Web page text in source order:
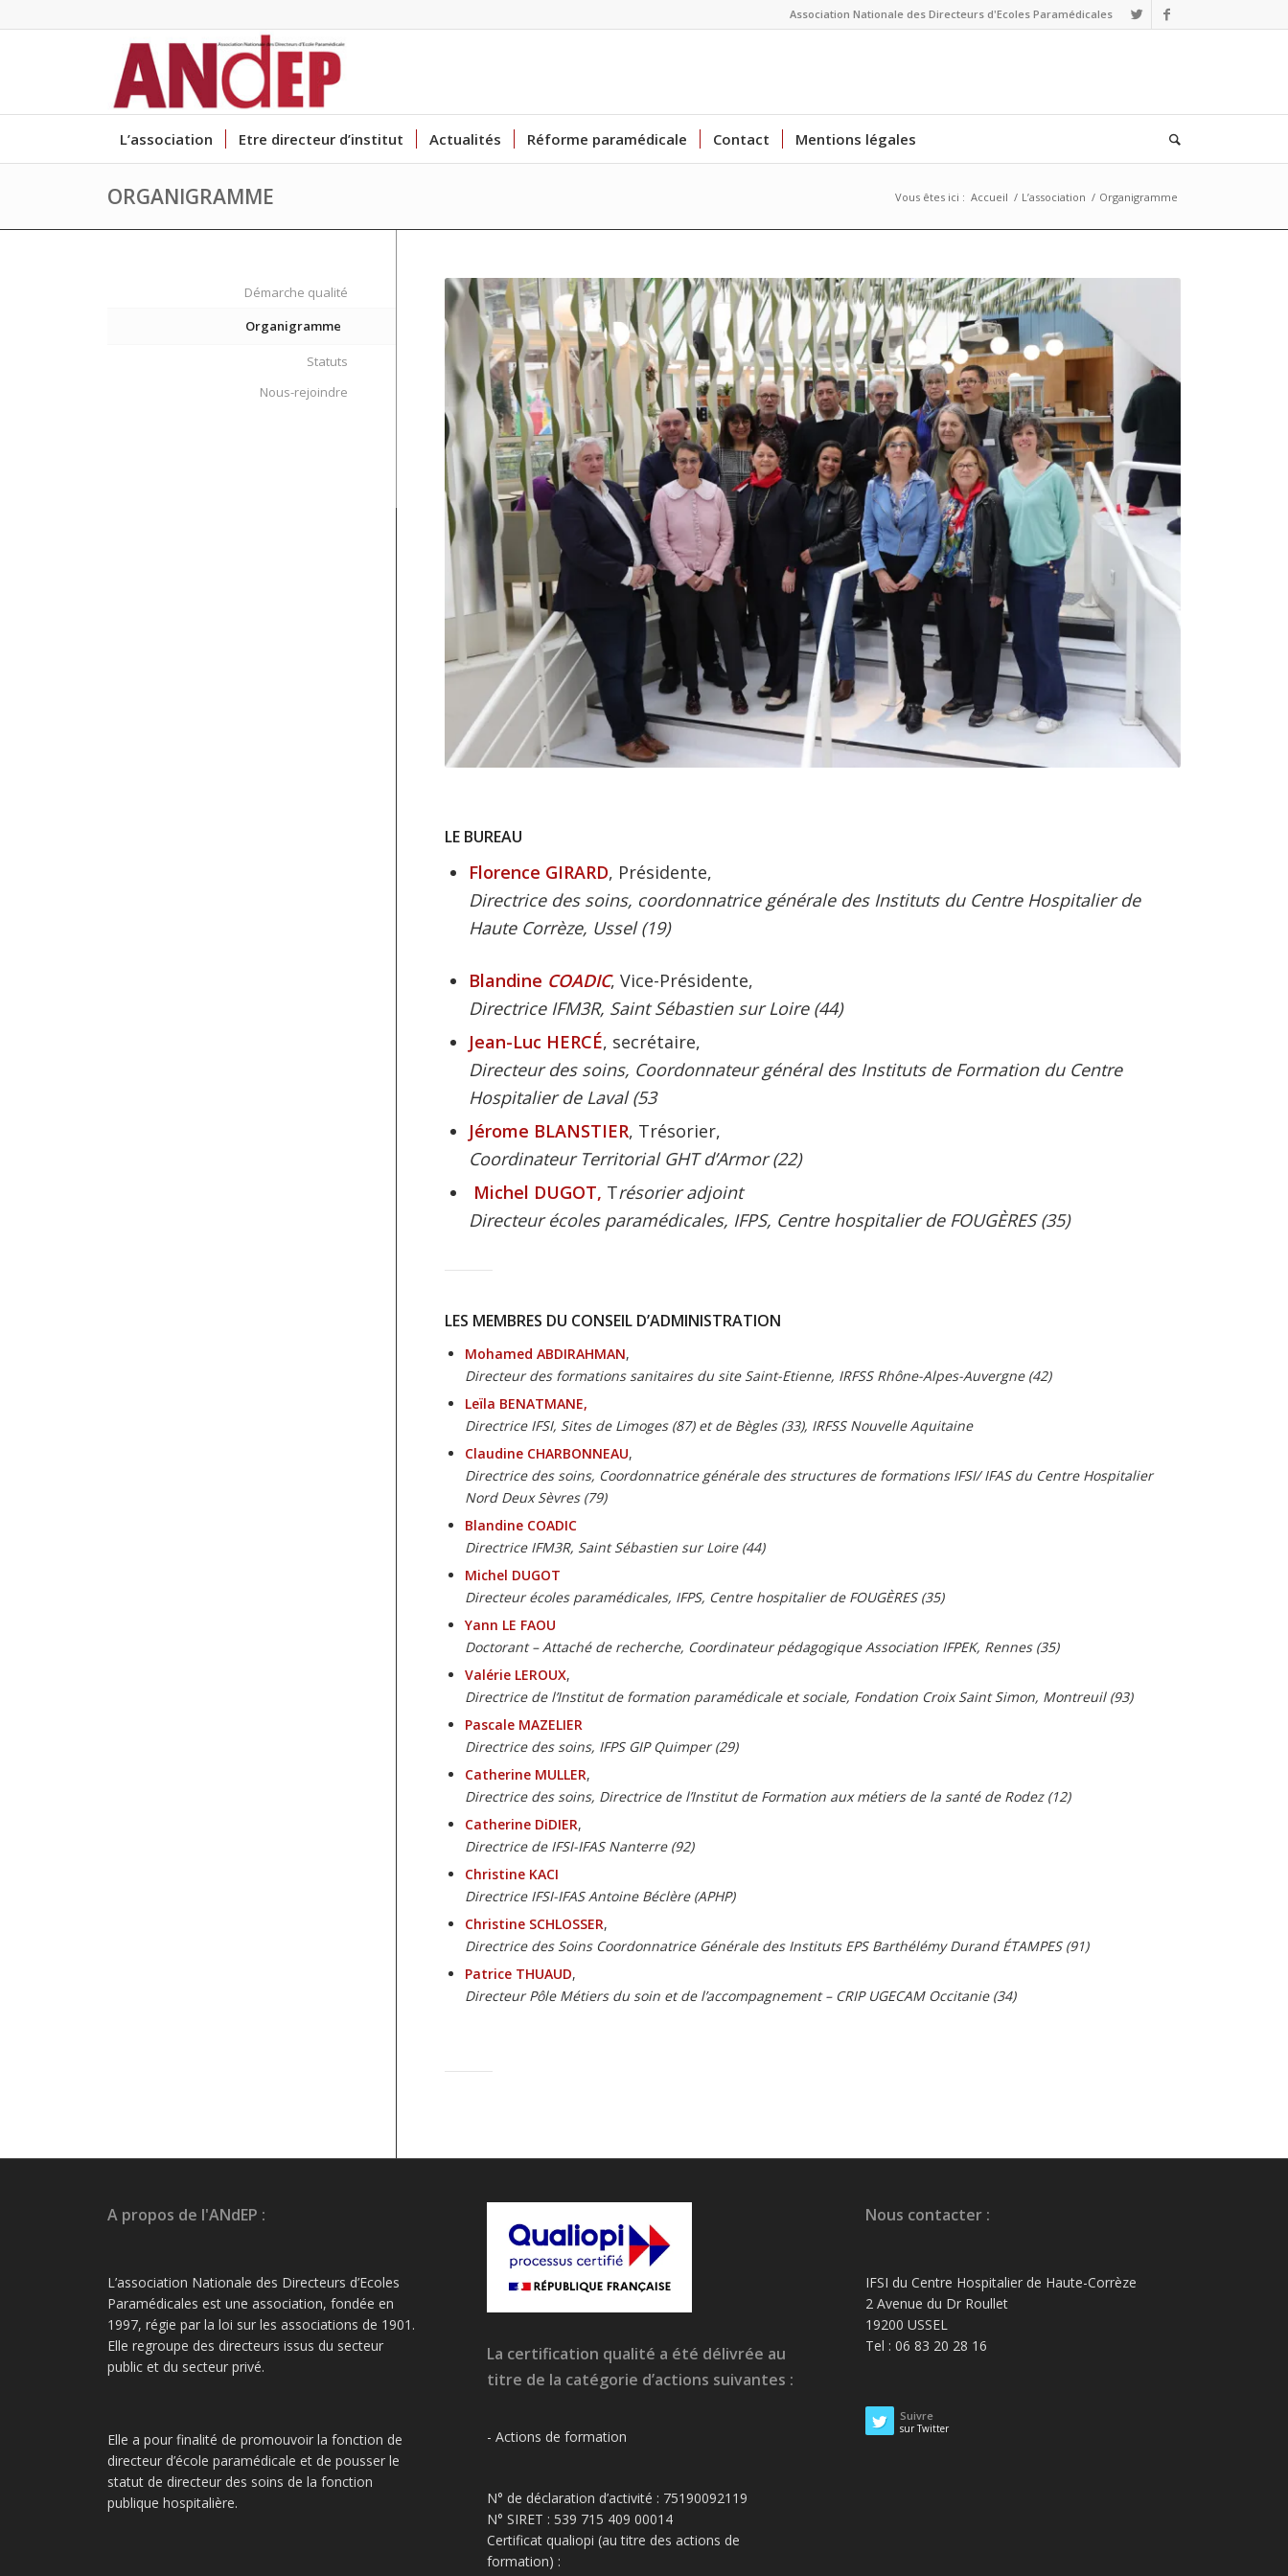
Association Nationale des Directeurs d'Ecoles Paramédicales
L’association Etre directeur d’institut Actualités Réforme paramédicale Contact Mentions légales
ORGANIGRAMME Vous êtes ici : Accueil / L’association / Organigramme
LE BUREAU
Florence GIRARD, Présidente,
Directrice des soins, coordonnatrice générale des Instituts du Centre Hospitalier de
Haute Corrèze, Ussel (19)
Blandine COADIC, Vice-Présidente,
Directrice IFM3R, Saint Sébastien sur Loire (44)
Jean-Luc HERCÉ, secrétaire,
Directeur des soins, Coordonnateur général des Instituts de Formation du Centre
Hospitalier de Laval (53
Jérome BLANSTIER, Trésorier,
Coordinateur Territorial GHT d’Armor (22)
Michel DUGOT, Trésorier adjoint
Directeur écoles paramédicales, IFPS, Centre hospitalier de FOUGÈRES (35)
LES MEMBRES DU CONSEIL D’ADMINISTRATION
Mohamed ABDIRAHMAN,
Directeur des formations sanitaires du site Saint-Etienne, IRFSS Rhône-Alpes-Auvergne (42)
Leïla BENATMANE,
Directrice IFSI, Sites de Limoges (87) et de Bègles (33), IRFSS Nouvelle Aquitaine
Claudine CHARBONNEAU,
Directrice des soins, Coordonnatrice générale des structures de formations IFSI/ IFAS du Centre Hospitalier
Nord Deux Sèvres (79)
Blandine COADIC
Directrice IFM3R, Saint Sébastien sur Loire (44)
Michel DUGOT
Directeur écoles paramédicales, IFPS, Centre hospitalier de FOUGÈRES (35)
Yann LE FAOU
Doctorant – Attaché de recherche, Coordinateur pédagogique Association IFPEK, Rennes (35)
Valérie LEROUX,
Directrice de l’Institut de formation paramédicale et sociale, Fondation Croix Saint Simon, Montreuil (93)
Pascale MAZELIER
Directrice des soins, IFPS GIP Quimper (29)
Catherine MULLER,
Directrice des soins, Directrice de l’Institut de Formation aux métiers de la santé de Rodez (12)
Catherine DiDIER,
Directrice de IFSI-IFAS Nanterre (92)
Christine KACI
Directrice IFSI-IFAS Antoine Béclère (APHP)
Christine SCHLOSSER,
Directrice des Soins Coordonnatrice Générale des Instituts EPS Barthélémy Durand ÉTAMPES (91)
Patrice THUAUD,
Directeur Pôle Métiers du soin et de l’accompagnement – CRIP UGECAM Occitanie (34)
Démarche qualité
Organigramme
Statuts
Nous-rejoindre
A propos de l'ANdEP :
L’association Nationale des Directeurs d’Ecoles
Paramédicales est une association, fondée en
1997, régie par la loi sur les associations de 1901.
Elle regroupe des directeurs issus du secteur
public et du secteur privé.
Elle a pour finalité de promouvoir la fonction de
directeur d’école paramédicale et de pousser le
statut de directeur des soins de la fonction
publique hospitalière.
La certification qualité a été délivrée au
titre de la catégorie d’actions suivantes :
- Actions de formation
N° de déclaration d’activité : 75190092119
N° SIRET : 539 715 409 00014
Certificat qualiopi (au titre des actions de
formation) :
Nous contacter :
IFSI du Centre Hospitalier de Haute-Corrèze
2 Avenue du Dr Roullet
19200 USSEL
Tel : 06 83 20 28 16
Suivre
sur Twitter